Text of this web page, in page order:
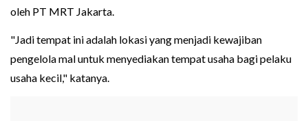
oleh PT MRT Jakarta.
"Jadi tempat ini adalah lokasi yang menjadi kewajiban
pengelola mal untuk menyediakan tempat usaha bagi pelaku
usaha kecil," katanya.